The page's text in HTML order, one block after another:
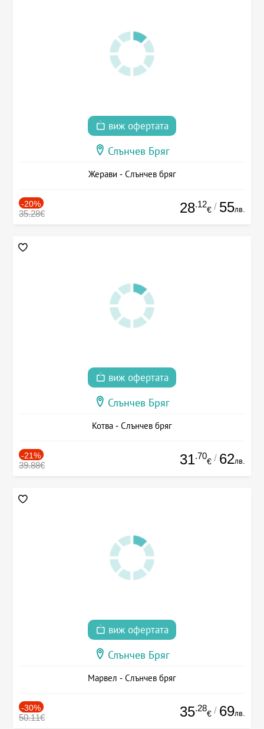
виж офертата
Слънчев Бряг
Жерави - Слънчев бряг
-20%
35.28€ 28.12
€ / 55лв.
виж офертата
Слънчев Бряг
Котва - Слънчев бряг
-21%
39.88€ 31.70
€ / 62лв.
виж офертата
Слънчев Бряг
Марвел - Слънчев бряг
-30%
50.11€ 35.28
€ / 69лв.